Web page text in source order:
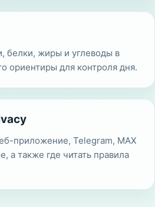
белки, жиры и углеводы в
ориентиры для контроля дня.
приложение, Telegram, MAX
а также где читать правила